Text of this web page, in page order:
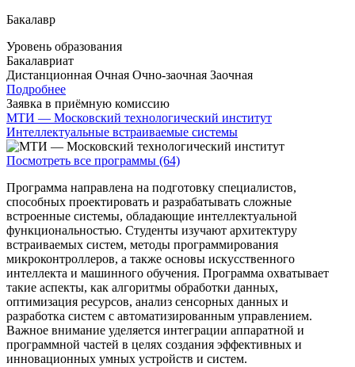
Бакалавр
Уровень образования
Бакалавриат
Дистанционная Очная Очно-заочная Заочная
Подробнее
Заявка в приёмную комиссию
МТИ — Московский технологический институт
Интеллектуальные встраиваемые системы
Посмотреть все программы (64)
Программа направлена на подготовку специалистов,
способных проектировать и разрабатывать сложные
встроенные системы, обладающие интеллектуальной
функциональностью. Студенты изучают архитектуру
встраиваемых систем, методы программирования
микроконтроллеров, а также основы искусственного
интеллекта и машинного обучения. Программа охватывает
такие аспекты, как алгоритмы обработки данных,
оптимизация ресурсов, анализ сенсорных данных и
разработка систем с автоматизированным управлением.
Важное внимание уделяется интеграции аппаратной и
программной частей в целях создания эффективных и
инновационных умных устройств и систем.